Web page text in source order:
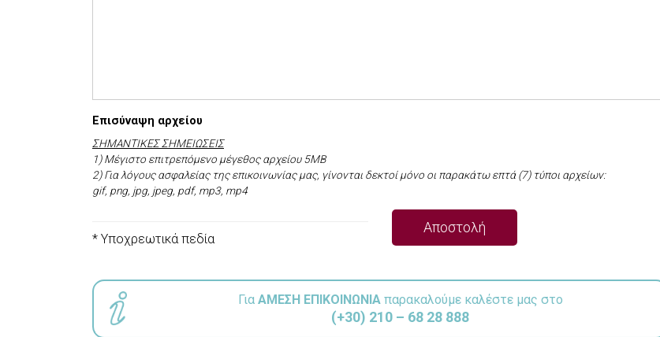
Επισύναψη αρχείου
ΣΗΜΑΝΤΙΚΕΣ ΣΗΜΕΙΩΣΕΙΣ
1) Μέγιστο επιτρεπόμενο μέγεθος αρχείου 5ΜΒ
2) Για λόγους ασφαλείας της επικοινωνίας μας, γίνονται δεκτοί μόνο οι παρακάτω επτά (7) τύποι αρχείων:
gif, png, jpg, jpeg, pdf, mp3, mp4
* Υποχρεωτικά πεδία
Για ΑΜΕΣΗ ΕΠΙΚΟΙΝΩΝΙΑπαρακαλούμε καλέστε μας στο
(+30) 210 – 68 28 888